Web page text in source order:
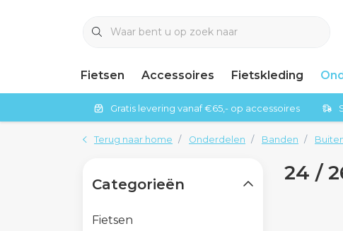
Fietsen Accessoires Fietskleding
Gratis levering vanaf €65,- op accessoires
Terug naar home Onderdelen Banden
24 /
Categorieën
Fietsen